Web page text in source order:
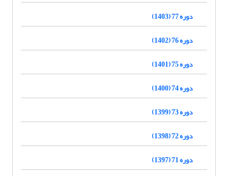
دوره 77 (1403)
دوره 76 (1402)
دوره 75 (1401)
دوره 74 (1400)
دوره 73 (1399)
دوره 72 (1398)
دوره 71 (1397)